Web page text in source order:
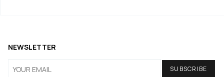
NEWSLETTER